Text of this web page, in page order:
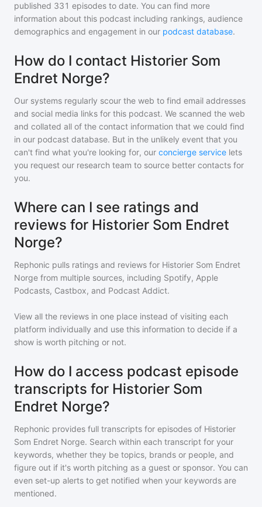
published 331 episodes to date. You can find more
information about this podcast including rankings, audience
demographics and engagement in our podcast database.
How do I contact Historier Som
Endret Norge?
Our systems regularly scour the web to find email addresses
and social media links for this podcast. We scanned the web
and collated all of the contact information that we could find
in our podcast database. But in the unlikely event that you
can't find what you're looking for, our concierge service lets
you request our research team to source better contacts for
you.
Where can I see ratings and
reviews for Historier Som Endret
Norge?
Rephonic pulls ratings and reviews for Historier Som Endret
Norge from multiple sources, including Spotify, Apple
Podcasts, Castbox, and Podcast Addict.
View all the reviews in one place instead of visiting each
platform individually and use this information to decide if a
show is worth pitching or not.
How do I access podcast episode
transcripts for Historier Som
Endret Norge?
Rephonic provides full transcripts for episodes of Historier
Som Endret Norge. Search within each transcript for your
keywords, whether they be topics, brands or people, and
figure out if it's worth pitching as a guest or sponsor. You can
even set-up alerts to get notified when your keywords are
mentioned.